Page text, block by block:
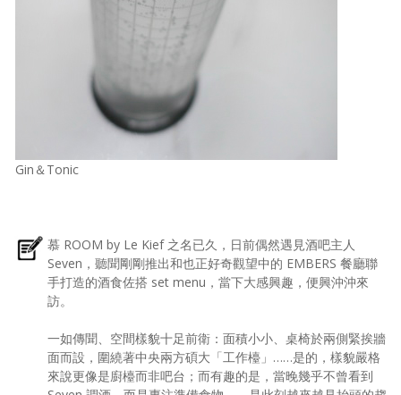
Gin＆Tonic
慕 ROOM by Le Kief 之名已久，日前偶然遇見酒吧主人
Seven，聽聞剛剛推出和也正好奇觀望中的 EMBERS 餐廳聯
手打造的酒食佐搭 set menu，當下大感興趣，便興沖沖來
訪。
一如傳聞、空間樣貌十足前衛：面積小小、桌椅於兩側緊挨牆
面而設，圍繞著中央兩方碩大「工作檯」……是的，樣貌嚴格
來說更像是廚檯而非吧台；而有趣的是，當晚幾乎不曾看到